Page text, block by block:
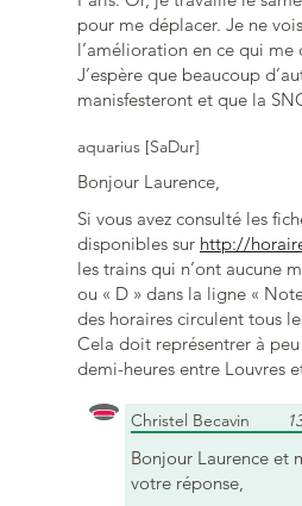
pour me déplacer. Je ne
l’amélioration en ce qui me
J’espère que beaucoup
manisfesteront et que la
aquarius [SaDur]
Bonjour Laurence,
Si vous avez consulté les
disponibles sur http://
les trains qui n’ont aucune
ou « D » dans la ligne «
des horaires circulent tous
Cela doit représentrer à
demi-heures entre Louvres
Christel Becavin
Bonjour Laurence et
votre réponse,